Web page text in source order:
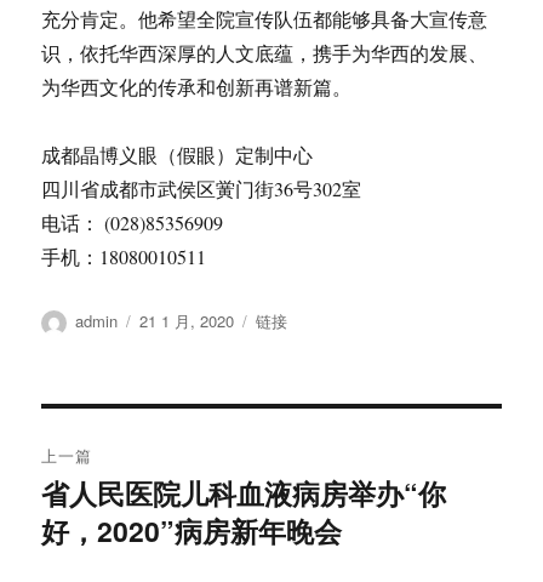
充分肯定。他希望全院宣传队伍都能够具备大宣传意
识，依托华西深厚的人文底蕴，携手为华西的发展、
为华西文化的传承和创新再谱新篇。
成都晶博义眼（假眼）定制中心
四川省成都市武侯区黉门街36号302室
电话： (028)85356909
手机：18080010511
作
admin
发
21 1 月, 2020
格
链接
章
导
上一篇
上
篇
省人民医院儿科血液病房举办“你
好，2020”病房新年晚会